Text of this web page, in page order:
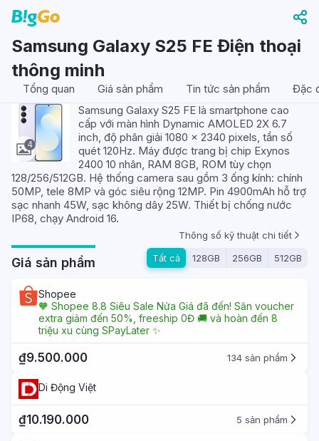
Samsung Galaxy S25 FE Điện thoại
thông minh
Tổng quan Giá sản phẩm Tin tức sản phẩm Đặc
4
Samsung Galaxy S25 FE là smartphone cao
cấp với màn hình Dynamic AMOLED 2X 6.7
inch, độ phân giải 1080 x 2340 pixels, tần số
quét 120Hz. Máy được trang bị chip Exynos
2400 10 nhân, RAM 8GB, ROM tùy chọn
128/256/512GB. Hệ thống camera sau gồm 3 ống kính: chính
50MP, tele 8MP và góc siêu rộng 12MP. Pin 4900mAh hỗ trợ
sạc nhanh 45W, sạc không dây 25W. Thiết bị chống nước
IP68, chạy Android 16.
Thông số kỹ thuật chi tiết
Giá sản phẩm Tất cả 128GB 256GB 512GB
Shopee
🧡 Shopee 8.8 Siêu Sale Nửa Giá đã đến! Săn voucher
extra giảm đến 50%, freeship 0Đ 🚚 và hoàn đến 8
triệu xu cùng SPayLater ✨
₫9.500.000 134 sản phẩm
Di Động Việt
₫10.190.000 5 sản phẩm